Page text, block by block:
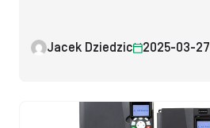
Jacek Dziedzic 2025-03-27